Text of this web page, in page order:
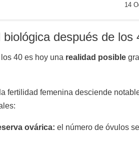
14
biológica después de los
40 es hoy una realidad posible
fertilidad femenina desciende
ovárica: el número de óvulos